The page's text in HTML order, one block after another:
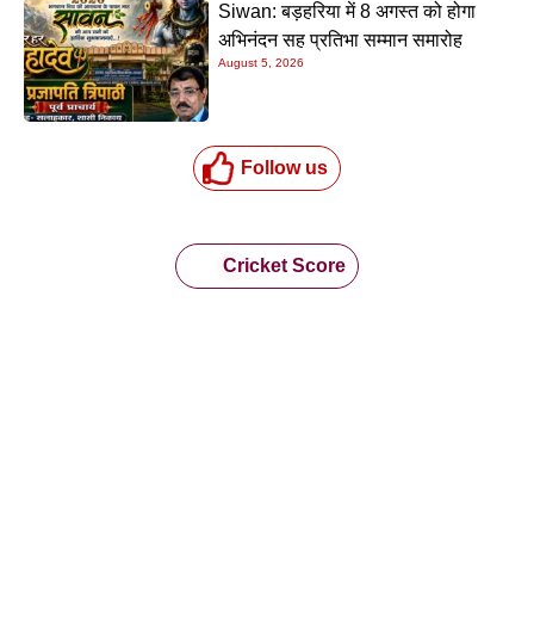
Siwan: बड़हरिया में 8 अगस्त को होगा
अभिनंदन सह प्रतिभा सम्मान समारोह
August 5, 2026
Follow us
Cricket Score